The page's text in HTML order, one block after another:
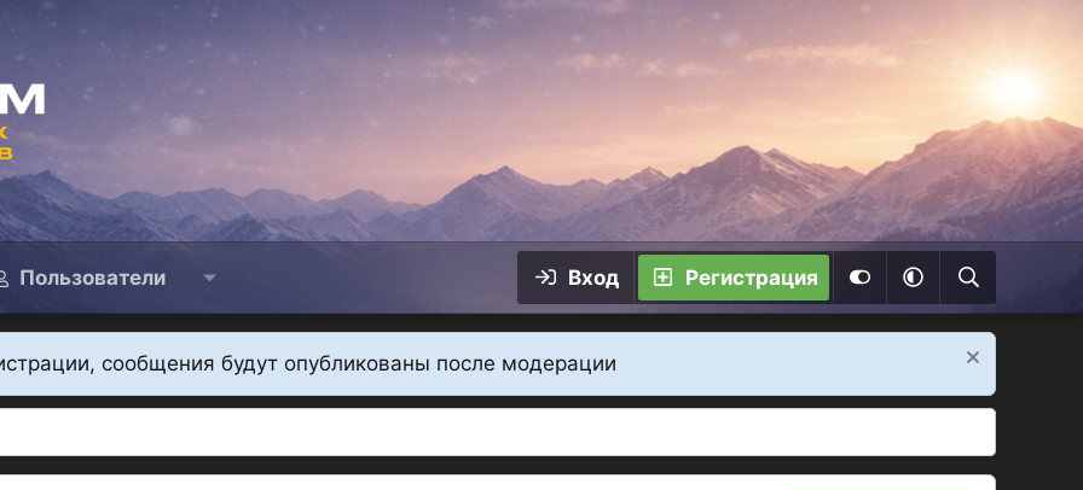
Пользователи Вход Регистрация
сообщения будут опубликованы после модерации